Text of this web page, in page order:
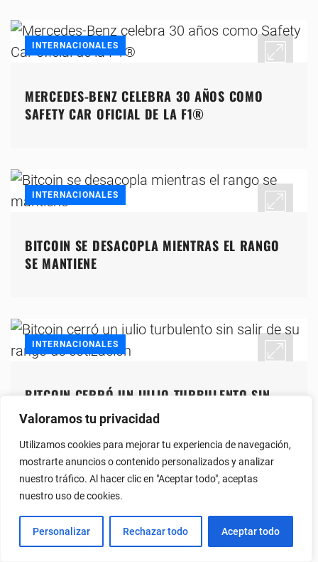
Valoramos tu privacidad
Utilizamos cookies para mejorar tu experiencia de navegación,
mostrarte anuncios o contenido personalizados y analizar
nuestro tráfico. Al hacer clic en "Aceptar todo", aceptas
nuestro uso de cookies.
Personalizar Rechazar todo Aceptar todo
INTERNACIONALES
MERCEDES-BENZ CELEBRA 30 AÑOS COMO
SAFETY CAR OFICIAL DE LA F1®
INTERNACIONALES
BITCOIN SE DESACOPLA MIENTRAS EL RANGO
SE MANTIENE
INTERNACIONALES
BITCOIN CERRÓ UN JULIO TURBULENTO SIN
SALIR DE SU RANGO DE COTIZACIÓN
INTERNACIONALES
BITGO LANZA LINK, UNA RED GLOBAL QUE